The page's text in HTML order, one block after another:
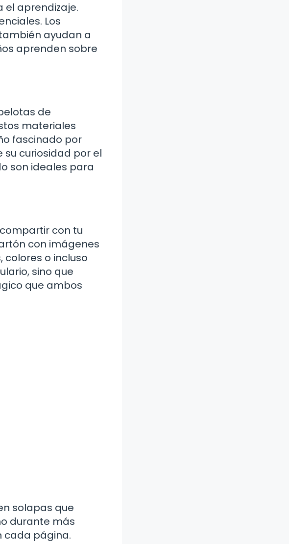
el aprendizaje.
Los
ayudan a
aprenden sobre
de
materiales
fascinado por
su curiosidad por el
son ideales para
con tu
con imágenes
colores o incluso
sino que
que ambos
solapas que
durante más
cada página.